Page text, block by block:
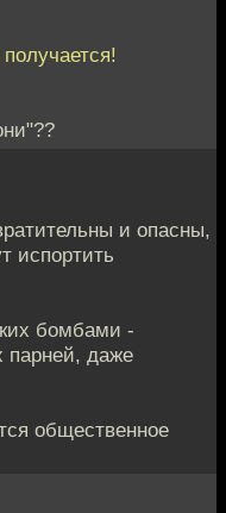
и опасны,
испортить
бомбами -
парней, даже
общественное